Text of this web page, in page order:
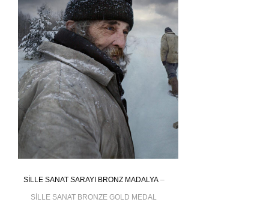
SİLLE SANAT SARAYI BRONZ MADALYA–
SİLLE SANAT BRONZE GOLD MEDAL